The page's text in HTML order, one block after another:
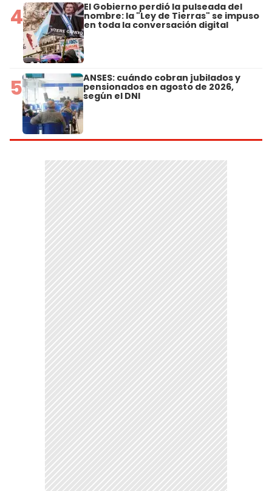
4 El Gobierno perdió la pulseada del
nombre: la "Ley de Tierras" se impuso
en toda la conversación digital
5 ANSES: cuándo cobran jubilados y
pensionados en agosto de 2026,
según el DNI